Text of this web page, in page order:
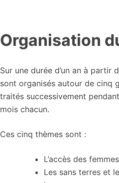
Organisation
Sur une durée d’un an à partir
sont organisés autour de cinq
traités successivement
mois chacun.
Ces cinq thèmes sont :
L’accès des
Les sans terres et